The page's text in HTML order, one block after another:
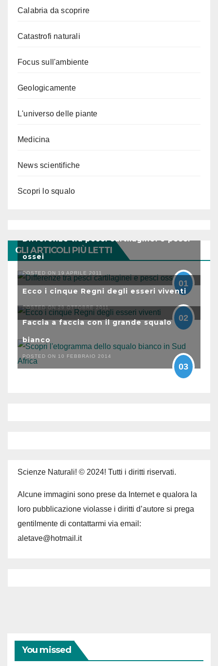
Calabria da scoprire
Catastrofi naturali
Focus sull'ambiente
Geologicamente
L'universo delle piante
Medicina
News scientifiche
Scopri lo squalo
GLI ARTICOLI PIÙ LETTI
Differenze tra pesci cartilaginei e pesci
ossei
POSTED ON 19 APRILE 2011
01
Ecco i cinque Regni degli esseri viventi
POSTED ON 29 OTTOBRE 2011
02
Faccia a faccia con il grande squalo
bianco
POSTED ON 10 FEBBRAIO 2014
03
Scienze Naturali! © 2024! Tutti i diritti riservati.
Alcune immagini sono prese da Internet e qualora la
loro pubblicazione violasse i diritti d’autore si prega
gentilmente di contattarmi via email:
aletave@hotmail.it
You missed